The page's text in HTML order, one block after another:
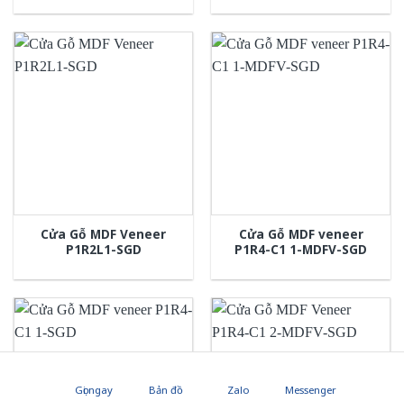
Cửa Gỗ MDF Veneer
P1R2L1-SGD
Cửa Gỗ MDF veneer
P1R4-C1 1-MDFV-SGD
Gọi ngay Bản đồ Zalo Messenger